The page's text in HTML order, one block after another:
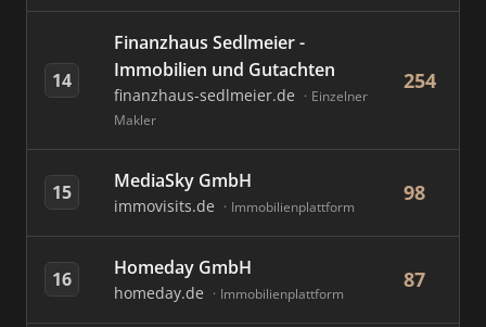
14
Finanzhaus Sedlmeier -
Immobilien und Gutachten
finanzhaus-sedlmeier.de
Einzelner
Makler
254
15 MediaSky GmbH
immovisits.de Immobilienplattform
98
16 Homeday GmbH
homeday.de Immobilienplattform
87